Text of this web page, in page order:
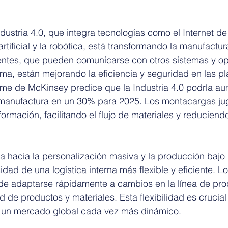
4.0, que integra tecnologías como el Internet
y la robótica, está transformando la
que pueden comunicarse con otros sistemas y
están mejorando la eficiencia y seguridad en las
de McKinsey predice que la Industria 4.0 podría
en un 30% para 2025. Los montacargas
facilitando el flujo de materiales y
hacia la personalización masiva y la producción
de una logística interna más flexible y eficiente.
adaptarse rápidamente a cambios en la línea de
de productos y materiales. Esta flexibilidad es
mercado global cada vez más dinámico.